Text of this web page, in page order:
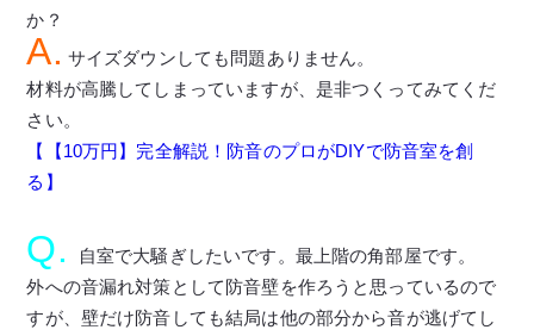
か？
A. サイズダウンしても問題ありません。
材料が高騰してしまっていますが、是非つくってみてくだ
さい。
【【10万円】完全解説！防音のプロがDIYで防音室を創
る】
Q.
自室で大騒ぎしたいです。最上階の角部屋です。
外への音漏れ対策として防音壁を作ろうと思っているので
すが、壁だけ防音しても結局は他の部分から音が逃げてし